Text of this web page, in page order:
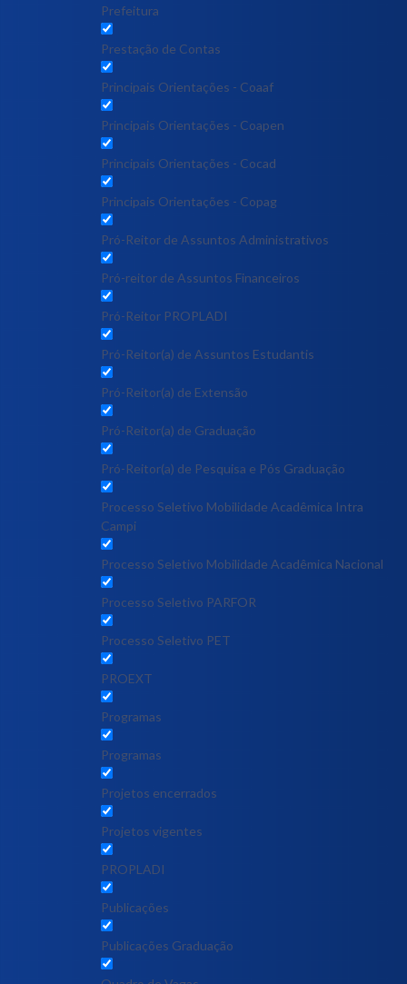
Prefeitura
Prestação de Contas
Principais Orientações - Coaaf
Principais Orientações - Coapen
Principais Orientações - Cocad
Principais Orientações - Copag
Pró-Reitor de Assuntos Administrativos
Pró-reitor de Assuntos Financeiros
Pró-Reitor PROPLADI
Pró-Reitor(a) de Assuntos Estudantis
Pró-Reitor(a) de Extensão
Pró-Reitor(a) de Graduação
Pró-Reitor(a) de Pesquisa e Pós Graduação
Processo Seletivo Mobilidade Acadêmica Intra
Campi
Processo Seletivo Mobilidade Acadêmica Nacional
Processo Seletivo PARFOR
Processo Seletivo PET
PROEXT
Programas
Programas
Projetos encerrados
Projetos vigentes
PROPLADI
Publicações
Publicações Graduação